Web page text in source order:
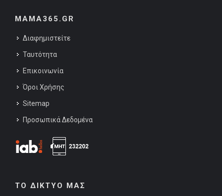
MAMA365.GR
Διαφημιστείτε
Ταυτότητα
Επικοινωνία
Όροι Χρήσης
Sitemap
Προσωπικά Δεδομένα
ΤΟ ΔΙΚΤΥΟ ΜΑΣ